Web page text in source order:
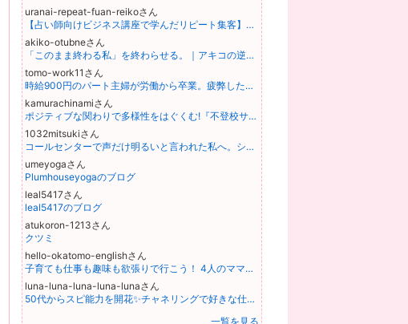
uranai-repeat-fuan-reikoさん
【占い師向けビジネス講座で学んだリピート集客】相談者を依存させる鑑定で予約は増えたのに、この仕事を続けるのが苦しくなりました
akiko-otubneさん
「このまま終わる私」を終わらせる。｜アキコの逆算型・自立戦略
tomo-work11さん
時給900円のパート主婦が労働から卒業。疲弊したママへ限定ロードマップ配布中！
kamurachinamiさん
ポジティブな関わりで多様性をはぐくむ!『不登校サポート』『不登校支援』〜ママのためのおうちコーチング〜
1032mitsukiさん
コールセンターで声だけ明るいと言われた私へ。シフト後も台本が頭から離れない夜｜mitsuki
umeyogaさん
Plumhouseyogaのブログ
leal5417さん
leal5417のブログ
atukoron-1213さん
クツミ
hello-okatomo-englishさん
子育ても仕事も趣味も欲張りで行こう！ 4人のママの欲張り時間術
luna-luna-luna-luna-lunaさん
50代からスピ能力を開花✨チャネリングで好きな仕事を始めるブログ✨
一覧を見る